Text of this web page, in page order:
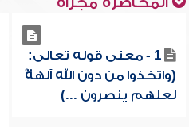
1 - معنى قوله تعالى:
(واتخذوا من دون الله آلهةً
لعلهم ينصرون ...)